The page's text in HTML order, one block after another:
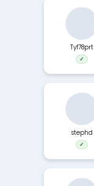
Tyf78prt
✓
stephd
✓